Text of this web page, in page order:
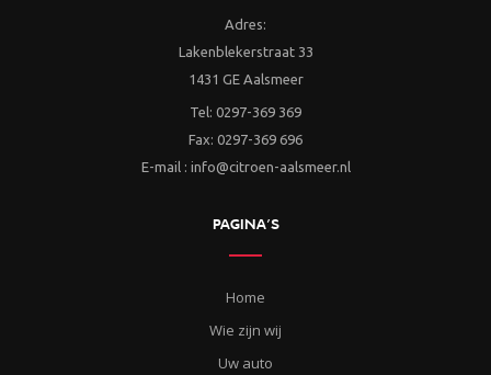
Adres:
Lakenblekerstraat 33
1431 GE Aalsmeer
Tel: 0297-369 369
Fax: 0297-369 696
E-mail : info@citroen-aalsmeer.nl
PAGINA’S
Home
Wie zijn wij
Uw auto